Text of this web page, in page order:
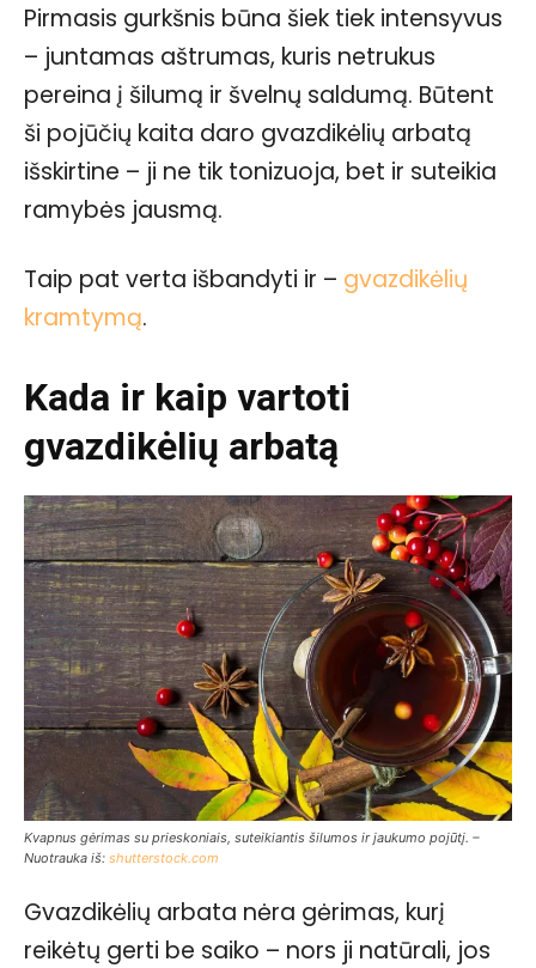
Pirmasis gurkšnis būna šiek tiek intensyvus
– juntamas aštrumas, kuris netrukus
pereina į šilumą ir švelnų saldumą. Būtent
ši pojūčių kaita daro gvazdikėlių arbatą
išskirtine – ji ne tik tonizuoja, bet ir suteikia
ramybės jausmą.
Taip pat verta išbandyti ir – gvazdikėlių
kramtymą.
Kada ir kaip vartoti
gvazdikėlių arbatą
Kvapnus gėrimas su prieskoniais, suteikiantis šilumos ir jaukumo pojūtį. –
Nuotrauka iš: shutterstock.com
Gvazdikėlių arbata nėra gėrimas, kurį
reikėtų gerti be saiko – nors ji natūrali, jos